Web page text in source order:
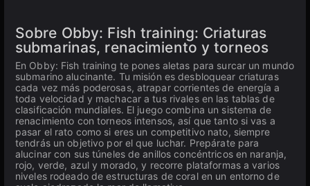
Sobre Obby: Fish training: Criaturas
submarinas, renacimiento y torneos
En Obby: Fish training te pones aletas para surcar un mundo
submarino alucinante. Tu misión es desbloquear criaturas
cada vez más poderosas, atrapar corrientes de energía a
toda velocidad y machacar a tus rivales en las tablas de
clasificación mundiales. El juego combina un sistema de
renacimiento con torneos intensos, así que tanto si vas a
pasar el rato como si eres un competitivo nato, siempre
tendrás un objetivo por el que luchar. Prepárate para
alucinar con sus túneles de anillos concéntricos en naranja,
rojo, verde, azul y morado, y recorre plataformas a varios
niveles rodeado de estructuras de coral en un entorno de